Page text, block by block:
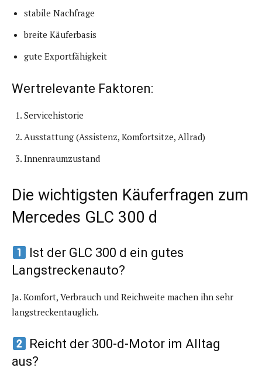
stabile Nachfrage
breite Käuferbasis
gute Exportfähigkeit
Wertrelevante Faktoren:
Servicehistorie
Ausstattung (Assistenz, Komfortsitze, Allrad)
Innenraumzustand
Die wichtigsten Käuferfragen zum
Mercedes GLC 300 d
Ist der GLC 300 d ein gutes
Langstreckenauto?
Ja. Komfort, Verbrauch und Reichweite machen ihn sehr
langstreckentauglich.
Reicht der 300-d-Motor im Alltag
aus?